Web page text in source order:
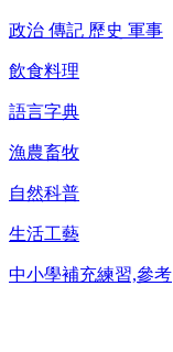
政治 傳記 歷史 軍事
飲食料理
語言字典
漁農畜牧
自然科普
生活工藝
中小學補充練習,參考